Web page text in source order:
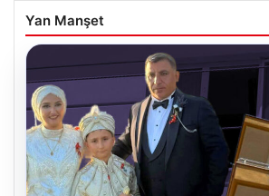
Yan Manşet